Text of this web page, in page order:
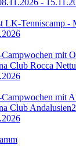
-
LK-Tenniscamp -
Campwochen mit
Club Rocca
Campwochen mit
Club Andalusien